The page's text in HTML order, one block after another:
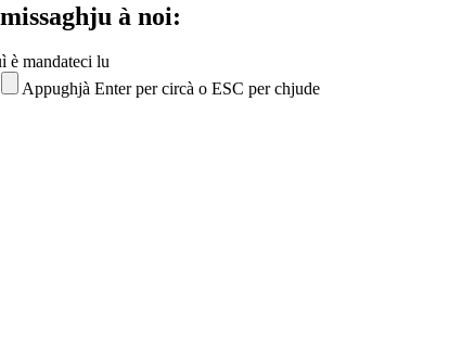
à noi:
è mandateci lu
Appughjà Enter per circà o ESC per chjude